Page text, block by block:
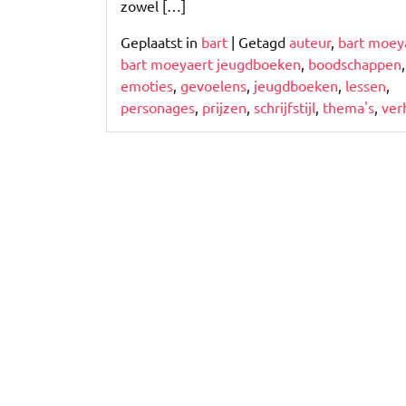
zowel […]
Geplaatst in bart | Getagd auteur, bart
bart moeyaert jeugdboeken, boodschappen,
emoties, gevoelens, jeugdboeken, lessen,
personages, prijzen, schrijfstijl, thema's,